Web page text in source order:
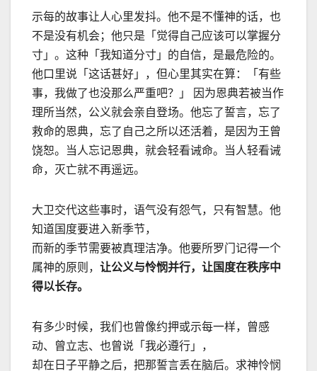
示每的故事让人心里发抖。他不是不懂神的话，也
不是没有机会；他只是「觉得自己应该可以掌握分
寸」。这种「我知道分寸」的自信，是最危险的。
他口里说「这话甚好」，但心里其实在算：「有些
事，我做了也没那么严重吧？」 因为恩典若被当作
理所当然，公义就会亲自登场。他忘了誓言，忘了
救命的恩典，忘了自己之所以还活着，是因为王曾
饶恕。当人忘记恩典，就会轻看诫命。当人轻看诫
命，灭亡就不再遥远。
大卫交代这些事时，语气没有怨气，只有智慧。他
知道国度要进入新季节，
而新的季节需要被真理洁净。他要所罗门记得一个
属神的原则， 让公义与怜悯并行，让国度在秩序中
得以长存。
有多少时候，我们也曾像约押或示每一样，曾感
动、曾立志、也曾说「我必遵行」，
却在日子平静之后，把那誓言丢在脑后。求神怜悯